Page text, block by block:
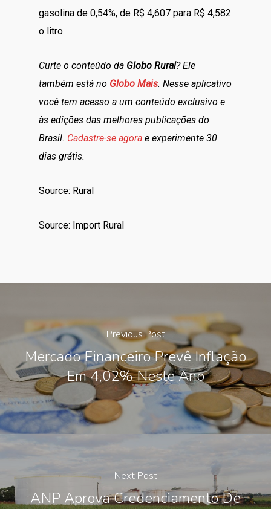
gasolina de 0,54%, de R$ 4,607 para R$ 4,582
o litro.
Curte o conteúdo da Globo Rural? Ele
também está no Globo Mais. Nesse aplicativo
você tem acesso a um conteúdo exclusivo e
às edições das melhores publicações do
Brasil. Cadastre-se agora e experimente 30
dias grátis.
Source: Rural
Source: Import Rural
Previous Post
Mercado Financeiro Prevê Inflação
Em 4,02% Neste Ano
Next Post
ANP Aprova Credenciamento De